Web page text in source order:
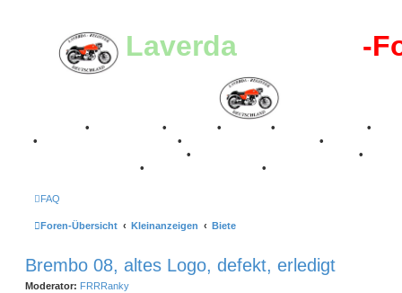
Laverda-Register -
• • • • •
•
•
•
•
•
• •
FAQ
Foren-Übersicht Kleinanzeigen Biete
Brembo 08, altes Logo, defekt, erledigt
Moderator: FRRRanky